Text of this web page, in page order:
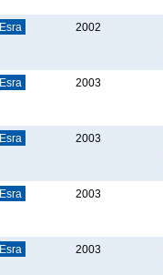
Esra 2002
Esra 2003
Esra 2003
Esra 2003
Esra 2003